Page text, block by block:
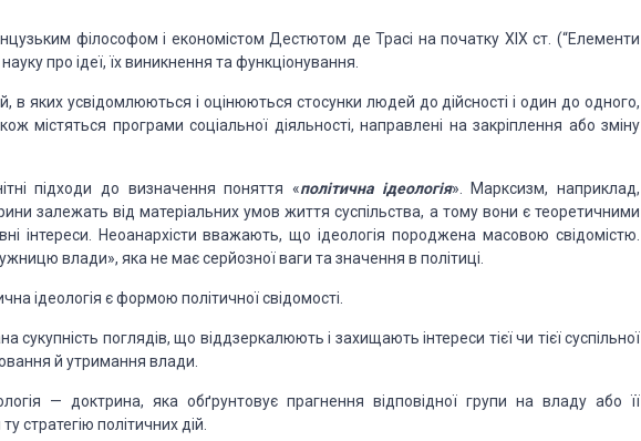
філософом і економістом Дестютом де Трасі на початку XIX ст. (“Елементи
про ідеї, їх виникнення та функціонування.
в яких усвідомлюються і оцінюються стосунки людей до дійсності і один до одного,
містяться програми соціальної діяльності, направлені на закріплення або зміну
підходи до визначення поняття «політична ідеологія». Марксизм, наприклад,
залежать від матеріальних умов життя суспільства, а тому вони є теоретичними
інтереси. Неоанархісти вважають, що ідеологія породжена масовою свідомістю.
влади», яка не має серйозної ваги та значення в політиці.
ідеологія є формою політичної свідомості.
сукупність поглядів, що віддзеркалюють і захищають інтереси тієї чи тієї суспільної
й утримання влади.
— доктрина, яка обґрунтовує прагнення відповідної групи на владу або її
стратегію політичних дій.